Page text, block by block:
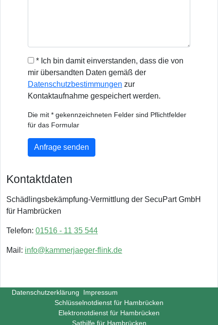
* Ich bin damit einverstanden, dass die von
mir übersandten Daten gemäß der
Datenschutzbestimmungen zur
Kontaktaufnahme gespeichert werden.
Die mit * gekennzeichneten Felder sind Pflichtfelder
für das Formular
Anfrage senden
Kontaktdaten
Schädlingsbekämpfung-Vermittlung der SecuPart GmbH
für Hambrücken
Telefon: 01516 - 11 35 544
Mail: info@kammerjaeger-flink.de
Datenschutzerklärung
Impressum
Schlüsselnotdienst für Hambrücken
Elektronotdienst für Hambrücken
Sathilfe für Hambrücken